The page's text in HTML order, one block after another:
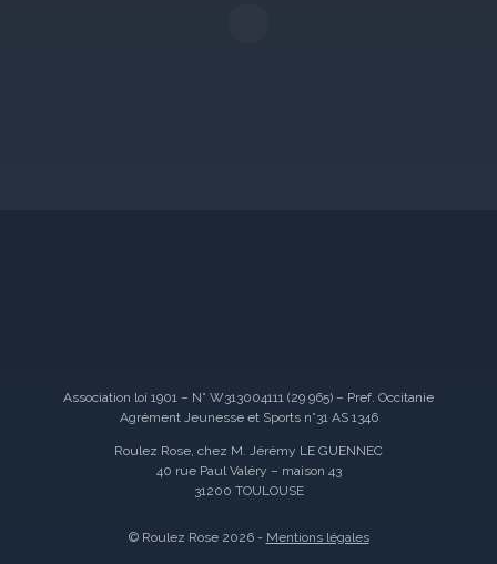
Association loi 1901 – N° W313004111 (29 965) – Pref. Occitanie
Agrément Jeunesse et Sports n°31 AS 1346
Roulez Rose, chez M. Jérémy LE GUENNEC
40 rue Paul Valéry – maison 43
31200 TOULOUSE
© Roulez Rose 2026 - Mentions légales